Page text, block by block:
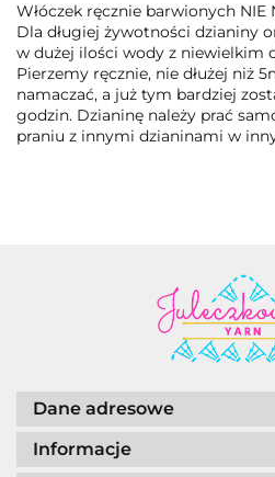
Włóczek ręcznie barwionych NIE
Dla długiej żywotności dzianiny
w dużej ilości wody z niewielkim
Pierzemy ręcznie, nie dłużej niż
namaczać, a już tym bardziej
godzin. Dzianinę należy prać
praniu z innymi dzianinami w
Dane adresowe
Informacje